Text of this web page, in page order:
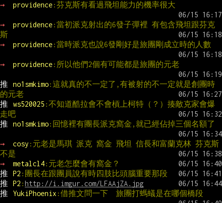
→
providence:芬克斯有看過飛坦能力的機率很大
→ providence:當初派克射出的6發子彈裡 有包含飛坦跟芬克
斯
→
providence:當時派克也說6發剛好是旅團剛成立時的人數
→ providence:所以他們2個有可能都是旅團的元老
推 no1smkimo:這就真的不一定了,有被射的不一定就是創團時
的元老
推
ws520025 :不知道酷拉會不會槓上柯特（？）揍敵克家會爆
走吧
推
no1smkimo:回憶裡有團長派克窩金,就已經佔掉三個名額了
→ cosy :元老是馬琪 派克 窩金 飛坦 信長和富蘭克林 芬克斯
不是
→
metalcl4:元老怎麼會有窩金？
推
P2 :團長在跟團員說有時四肢比頭腦重要那段
推
P2 :http://i.imgur.com/LFAAjZA.jpg
推
YukiPhoenix :借推文問一下  旅團打螞蟻是在哪個橋段